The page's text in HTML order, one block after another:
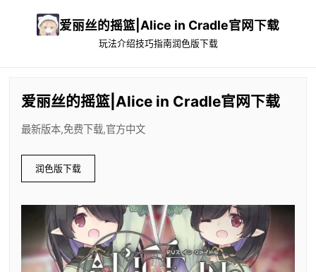
爱丽丝的摇篮|Alice in Cradle官网下载
玩法介绍技巧指南润色版下载
爱丽丝的摇篮|Alice in Cradle官网下载
最新版本,免费下载,官方中文
润色版下载